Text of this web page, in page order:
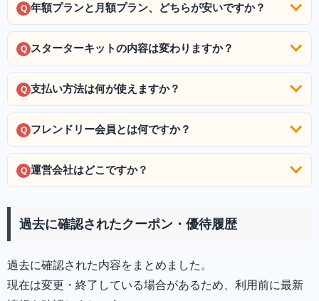
Q 年額プランと月額プラン、どちらが安いですか？
Q スターターキットの内容は変わりますか？
Q 支払い方法は何が使えますか？
Q フレンドリー会員とは何ですか？
Q 運営会社はどこですか？
過去に確認されたクーポン・優待履歴
過去に確認された内容をまとめました。
現在は変更・終了している場合があるため、利用前に最新